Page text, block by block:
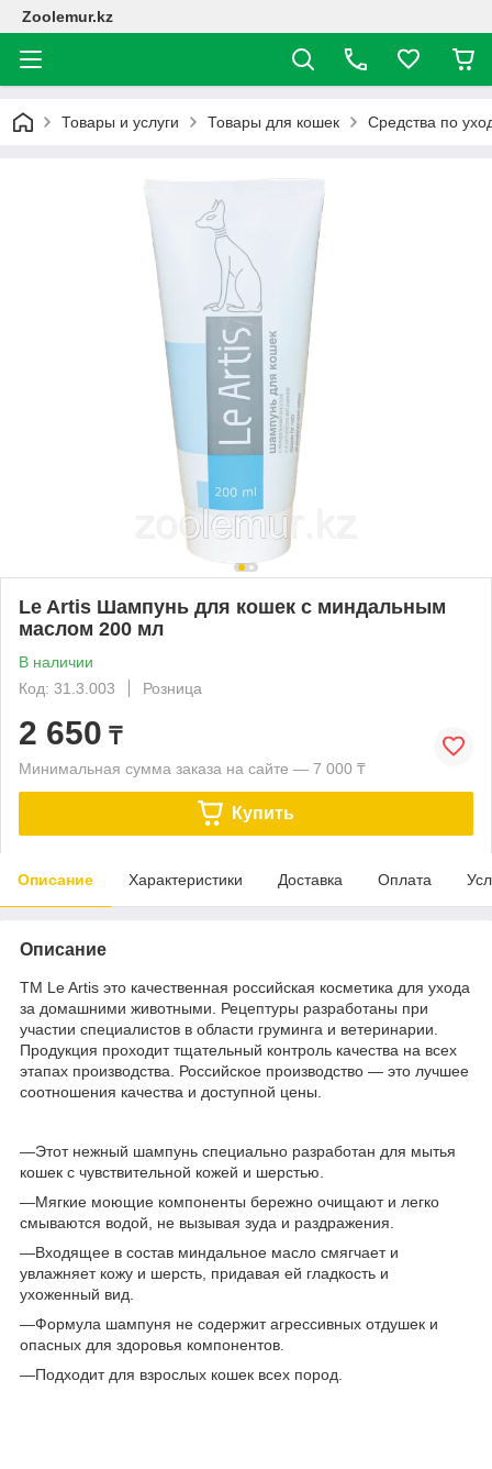
Zoolemur.kz
Товары и услуги Товары для кошек Средства по
Le Artis Шампунь для кошек с миндальным
маслом 200 мл
В наличии
Код: 31.3.003
Розница
2 650 ₸
Минимальная сумма заказа на сайте — 7 000 ₸
Купить
Описание Характеристики Доставка Оплата
Описание
ТМ Le Artis это качественная российская косметика для ухода
за домашними животными. Рецептуры разработаны при
участии специалистов в области груминга и ветеринарии.
Продукция проходит тщательный контроль качества на всех
этапах производства. Российское производство — это лучшее
соотношения качества и доступной цены.
—Этот нежный шампунь специально разработан для мытья
кошек с чувствительной кожей и шерстью.
—Мягкие моющие компоненты бережно очищают и легко
смываются водой, не вызывая зуда и раздражения.
—Входящее в состав миндальное масло смягчает и
увлажняет кожу и шерсть, придавая ей гладкость и
ухоженный вид.
—Формула шампуня не содержит агрессивных отдушек и
опасных для здоровья компонентов.
—Подходит для взрослых кошек всех пород.